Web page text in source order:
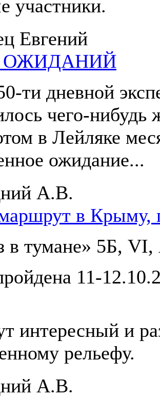
участники.
Евгений
ОЖИДАНИЙ
ти дневной
чего-нибудь
в Лейляке
ожидание...
А.В.
в Крыму,
в тумане» 5Б,
11-
интересный и
рельефу.
А.В.